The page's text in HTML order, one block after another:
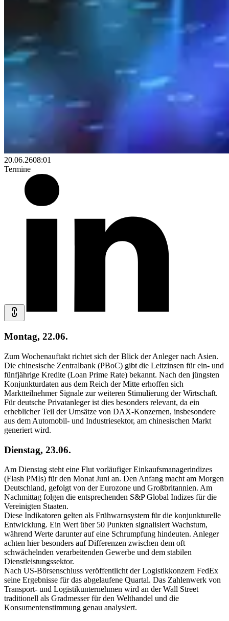
20.06.2608:01
Termine
Montag, 22.06.
Zum Wochenauftakt richtet sich der Blick der Anleger nach Asien.
Die chinesische Zentralbank (PBoC) gibt die Leitzinsen für ein- und
fünfjährige Kredite (Loan Prime Rate) bekannt. Nach den jüngsten
Konjunkturdaten aus dem Reich der Mitte erhoffen sich
Marktteilnehmer Signale zur weiteren Stimulierung der Wirtschaft.
Für deutsche Privatanleger ist dies besonders relevant, da ein
erheblicher Teil der Umsätze von DAX-Konzernen, insbesondere
aus dem Automobil- und Industriesektor, am chinesischen Markt
generiert wird.
Dienstag, 23.06.
Am Dienstag steht eine Flut vorläufiger Einkaufsmanagerindizes
(Flash PMIs) für den Monat Juni an. Den Anfang macht am Morgen
Deutschland, gefolgt von der Eurozone und Großbritannien. Am
Nachmittag folgen die entsprechenden S&P Global Indizes für die
Vereinigten Staaten.
Diese Indikatoren gelten als Frühwarnsystem für die konjunkturelle
Entwicklung. Ein Wert über 50 Punkten signalisiert Wachstum,
während Werte darunter auf eine Schrumpfung hindeuten. Anleger
achten hier besonders auf Differenzen zwischen dem oft
schwächelnden verarbeitenden Gewerbe und dem stabilen
Dienstleistungssektor.
Nach US-Börsenschluss veröffentlicht der Logistikkonzern FedEx
seine Ergebnisse für das abgelaufene Quartal. Das Zahlenwerk von
Transport- und Logistikunternehmen wird an der Wall Street
traditionell als Gradmesser für den Welthandel und die
Konsumentenstimmung genau analysiert.